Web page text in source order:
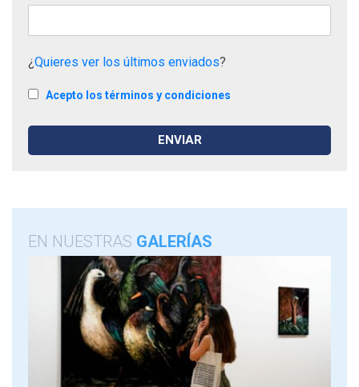
¿Quieres ver los últimos enviados?
Acepto los términos y condiciones
EN NUESTRAS GALERÍAS